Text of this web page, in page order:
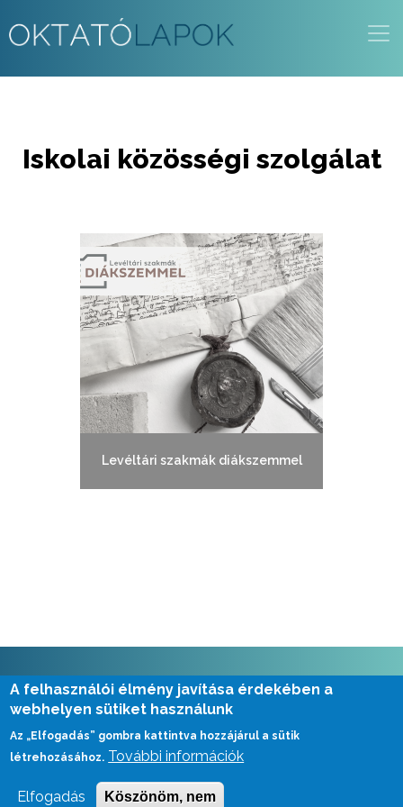
Iskolai közösségi szolgálat
Levéltári szakmák diákszemmel
E-mail: leveltarpedagogia@mnl.gov.hu
A felhasználói élmény javítása érdekében a
webhelyen sütiket használunk
Az „Elfogadás” gombra kattintva hozzájárul a sütik
létrehozásához. További információk
Elfogadás Köszönöm, nem